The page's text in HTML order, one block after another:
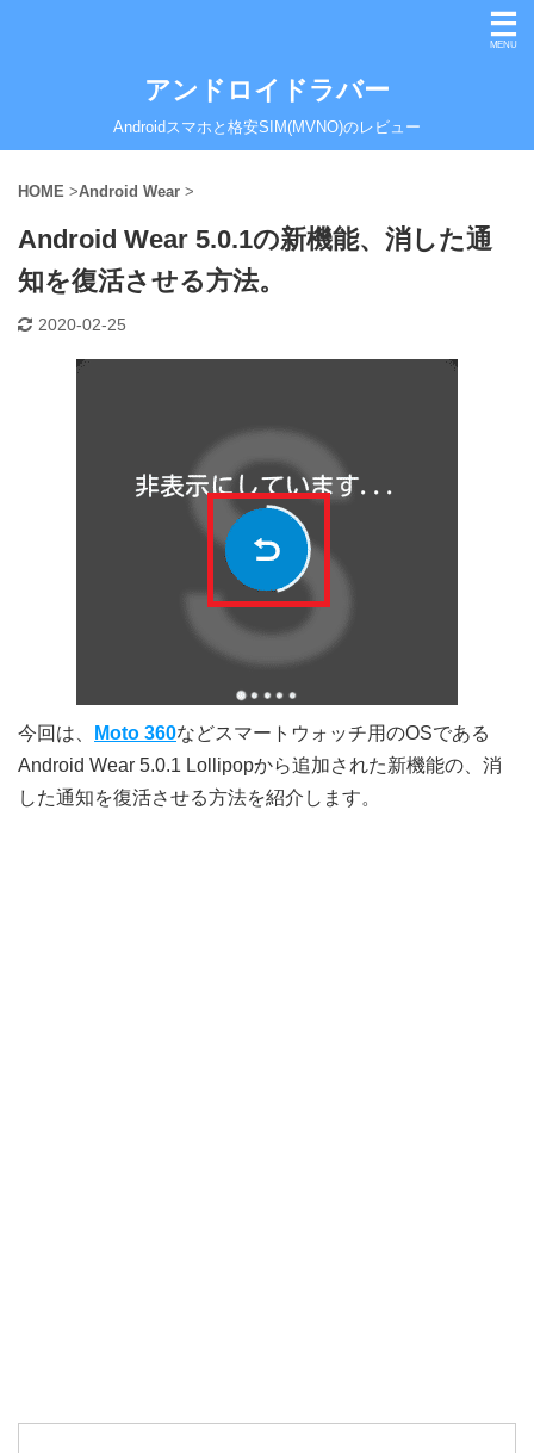
アンドロイドラバー
Androidスマホと格安SIM(MVNO)のレビュー
HOME >Android Wear >
Android Wear 5.0.1の新機能、消した通
知を復活させる方法。
2020-02-25
今回は、 Moto 360などスマートウォッチ用のOSである
Android Wear 5.0.1 Lollipopから追加された新機能の、消
した通知を復活させる方法を紹介します。